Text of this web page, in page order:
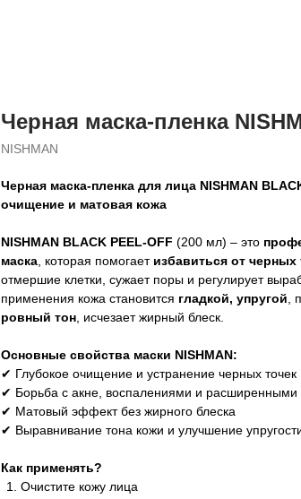
Черная маска-пленка
NISHMAN
Черная маска-пленка для лица NISHMAN
очищение и матовая кожа
NISHMAN BLACK PEEL-OFF (200 мл) – это
маска , которая помогает избавиться от черных
отмершие клетки, сужает поры и регулирует
применения кожа становится гладкой, упругой ,
ровный тон , исчезает жирный блеск.
Основные свойства маски NISHMAN:
✔ Глубокое очищение и устранение черных точек
✔ Борьба с акне, воспалениями и расширенными
✔ Матовый эффект без жирного блеска
✔ Выравнивание тона кожи и улучшение
Как применять?
Очистите кожу лица